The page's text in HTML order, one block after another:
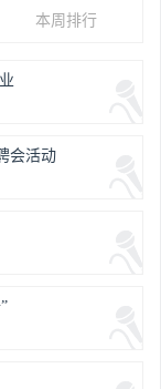
本周排行
会活动